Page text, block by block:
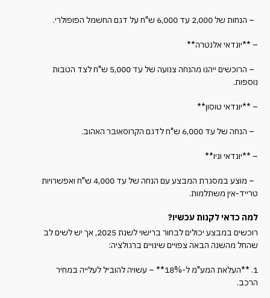
– הנחות של 2,000 עד 6,000 ש"ח על דגם החשמל הפופולרי.
– **יונדאי אלנטרה**
– הרוכשים ייהנו מהנחה צנועה של עד 5,000 ש"ח לצד הטבות
נוספות.
– **יונדאי טוסון**
– הנחה של עד 6,000 ש"ח לדגם הקרוסאובר האהוב.
– **יונדאי וניו**
– מוצע במסגרת המבצע עם הנחה של עד 4,000 ש"ח ואפשרויות
טרייד-אין משתלמות.
למה כדאי לקנות עכשיו?
רוכשים במבצע יכולים לבחור ברישוי לשנת 2025, אך יש לשים לב
שהחל מהשנה הבאה צפויים שינויים ברגולציה:
1. **העלאת המע"מ ל-18%** – עשויה להוביל לעלייה במחיר
הרכב.